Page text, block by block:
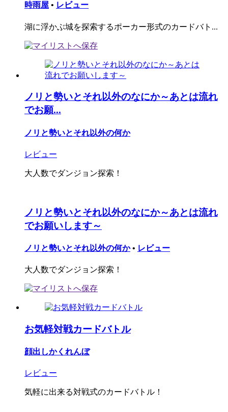
時雨屋 • レビュー
湖に浮かぶ城を探索するポーカー形式のカードバト...
ノリと勢いとそれ以外のなにか～あとは流れ
でお願...
ノリと勢いとそれ以外の何か
レビュー
大人数でダンジョン探索！
ノリと勢いとそれ以外のなにか～あとは流れ
でお願いします～
ノリと勢いとそれ以外の何か • レビュー
大人数でダンジョン探索！
お気軽対戦カードバトル
顔出しかくれんぼ
レビュー
気軽に出来る対戦式のカードバトル！